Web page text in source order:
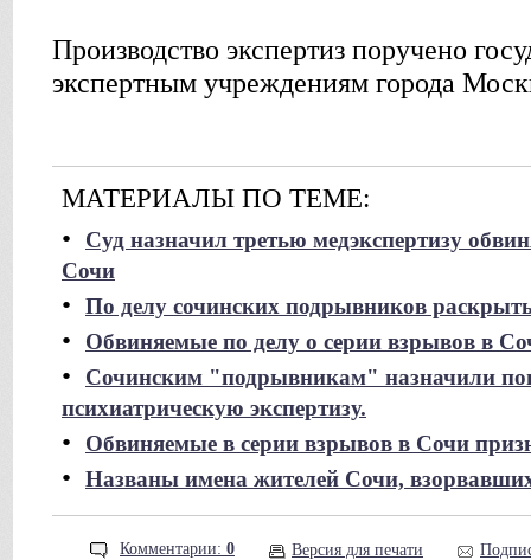
Производство экспертиз поручено
экспертным учреждениям города
МАТЕРИАЛЫ ПО ТЕМЕ:
•
Суд назначил третью медэкспертизу
Сочи
• По делу сочинских подрывников
• Обвиняемые по делу о серии взрывов в
•
Сочинским "подрывникам" назначили
психиатрическую экспертизу.
• Обвиняемые в серии взрывов в Сочи
• Названы имена жителей Сочи,
Комментарии: 0 Версия для печати